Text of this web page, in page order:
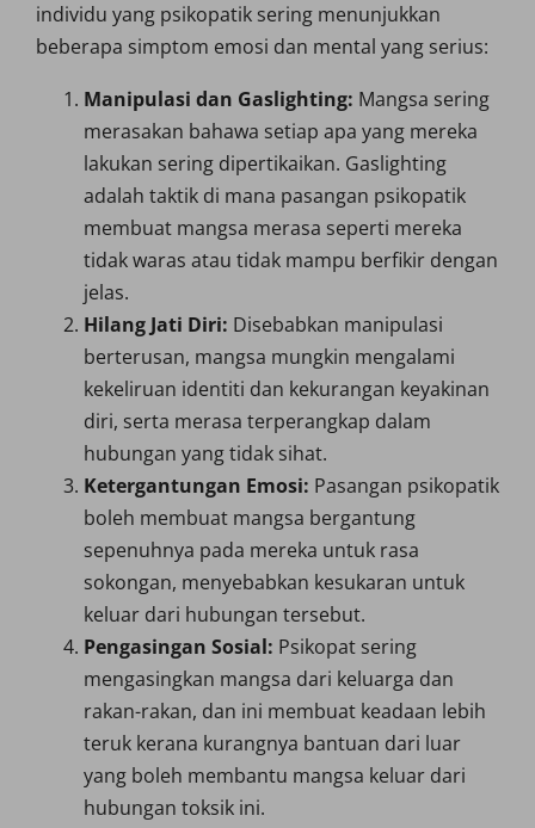
individu yang psikopatik sering menunjukkan
beberapa simptom emosi dan mental yang serius:
Manipulasi dan Gaslighting: Mangsa sering
merasakan bahawa setiap apa yang mereka
lakukan sering dipertikaikan. Gaslighting
adalah taktik di mana pasangan psikopatik
membuat mangsa merasa seperti mereka
tidak waras atau tidak mampu berfikir dengan
jelas.
Hilang Jati Diri: Disebabkan manipulasi
berterusan, mangsa mungkin mengalami
kekeliruan identiti dan kekurangan keyakinan
diri, serta merasa terperangkap dalam
hubungan yang tidak sihat.
Ketergantungan Emosi: Pasangan psikopatik
boleh membuat mangsa bergantung
sepenuhnya pada mereka untuk rasa
sokongan, menyebabkan kesukaran untuk
keluar dari hubungan tersebut.
Pengasingan Sosial: Psikopat sering
mengasingkan mangsa dari keluarga dan
rakan-rakan, dan ini membuat keadaan lebih
teruk kerana kurangnya bantuan dari luar
yang boleh membantu mangsa keluar dari
hubungan toksik ini.